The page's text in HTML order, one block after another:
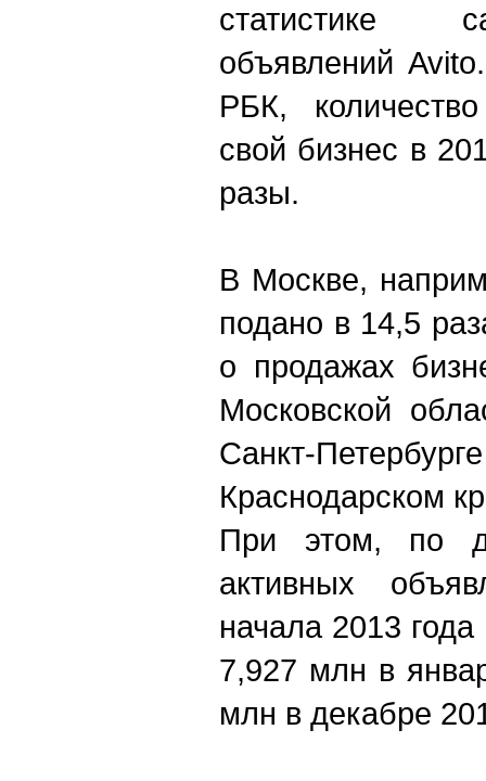
статистике
объявлений
РБК,
свой бизнес в
разы.
В Москве,
подано в 14,5
о продажах
Московской
Санкт-
Краснодарском
При этом, по
активных
начала 2013
7,927 млн в
млн в декабре